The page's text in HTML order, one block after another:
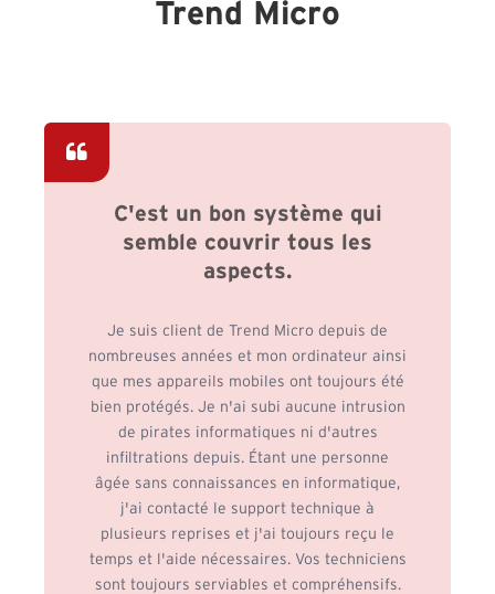
Trend Micro
C'est un bon système qui
semble couvrir tous les
aspects.
Je suis client de Trend Micro depuis de
nombreuses années et mon ordinateur ainsi
que mes appareils mobiles ont toujours été
bien protégés. Je n'ai subi aucune intrusion
de pirates informatiques ni d'autres
infiltrations depuis. Étant une personne
âgée sans connaissances en informatique,
j'ai contacté le support technique à
plusieurs reprises et j'ai toujours reçu le
temps et l'aide nécessaires. Vos techniciens
sont toujours serviables et compréhensifs.